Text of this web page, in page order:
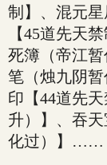
制】、混元
【45道先天
死簿（帝江
笔（烛九阴
印【44道先
升）】、吞
化过）】……